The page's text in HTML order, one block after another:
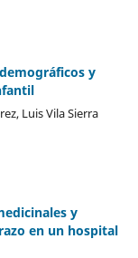
y
Luis Vila Sierra
y
en un hospital